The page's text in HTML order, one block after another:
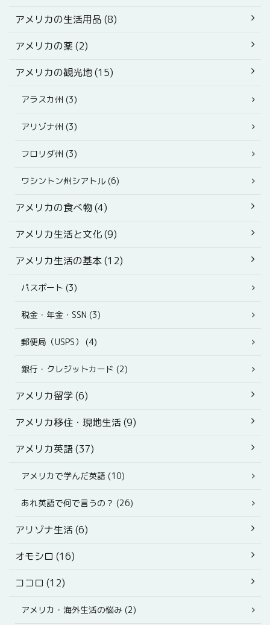
アメリカの生活用品 (8)
アメリカの薬 (2)
アメリカの観光地 (15)
アラスカ州 (3)
アリゾナ州 (3)
フロリダ州 (3)
ワシントン州シアトル (6)
アメリカの食べ物 (4)
アメリカ生活と文化 (9)
アメリカ生活の基本 (12)
パスポート (3)
税金・年金・SSN (3)
郵便局（USPS） (4)
銀行・クレジットカード (2)
アメリカ留学 (6)
アメリカ移住・現地生活 (9)
アメリカ英語 (37)
アメリカで学んだ英語 (10)
あれ英語で何で言うの？ (26)
アリゾナ生活 (6)
オモシロ (16)
ココロ (12)
アメリカ・海外生活の悩み (2)